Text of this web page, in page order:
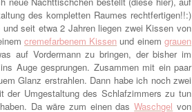
des kompletten Raumes rechtfertigen!!:)
seit etwa 2 Jahren liegen zwei Kissen von
cremefarbenem Kissen und einemgrauen
auf Vordermann zu bringen, der bisher im
ins Auge gesprungen. Zusammen mit ein paar
Glanz erstrahlen. Dann habe ich noch zwei
der Umgestaltung des Schlafzimmers zu tun
Da wäre zum einen dasWaschgel von